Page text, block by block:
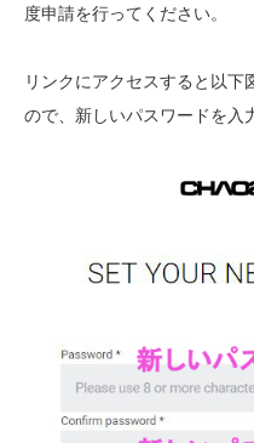
度申請を行ってください。
リンクにアクセスすると以下
ので、新しいパスワードを入